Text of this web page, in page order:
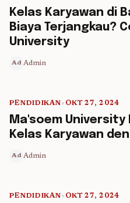
Kelas Karyawan di
Biaya Terjangkau?
University
Ad Admin
PENDIDIKAN• OKT 27, 2024
Ma'soem
Kelas Karyawan
Ad Admin
PENDIDIKAN• OKT 27, 2024